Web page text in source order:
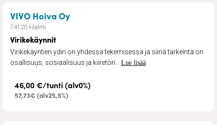
VIVO Hoiva Oy– Virikekäynnit
74120 Iisalmi
Virikekäynnit
Virikekäyntien ydin on yhdessä tekemisessä ja siinä tärkeintä on
osallisuus, sosiaalisuus ja kiiretön... Lue lisää
46,00 €/tunti (alv0%)
57,73€ (alv25,5%)